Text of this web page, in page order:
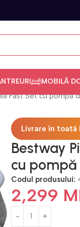
MOBILĂ
Fast Set cu pompă
Livrare în toată
Bestway
cu
Codul produsului:
2,299